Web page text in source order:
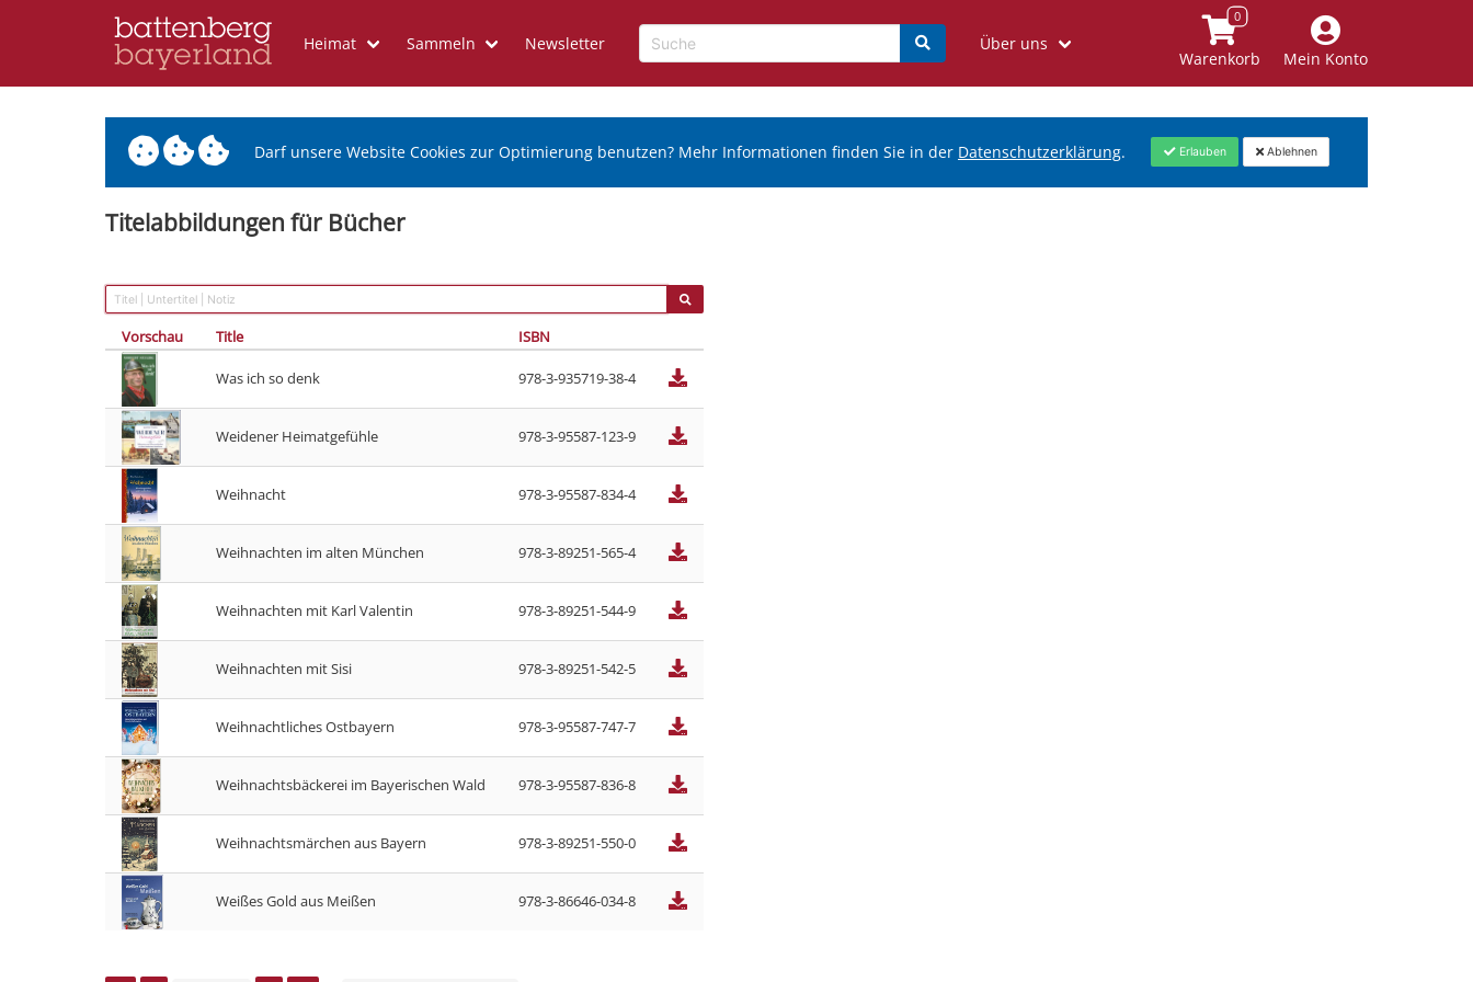
Heimat Sammeln Newsletter Über uns
Warenkorb Mein Konto
Darf unsere Website Cookies zur Optimierung benutzen? Mehr Informationen finden Sie in der Datenschutzerklärung. Erlauben Ablehnen
Titelabbildungen für Bücher
Vorschau Title ISBN
Was ich so denk 978-3-935719-38-4
Weidener Heimatgefühle 978-3-95587-123-9
Weihnacht 978-3-95587-834-4
Weihnachten im alten München 978-3-89251-565-4
Weihnachten mit Karl Valentin 978-3-89251-544-9
Weihnachten mit Sisi 978-3-89251-542-5
Weihnachtliches Ostbayern 978-3-95587-747-7
Weihnachtsbäckerei im Bayerischen Wald 978-3-95587-836-8
Weihnachtsmärchen aus Bayern 978-3-89251-550-0
Weißes Gold aus Meißen 978-3-86646-034-8